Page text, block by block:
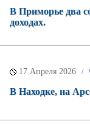
В Приморье два
доходах.
17 Апреля 2026 /
В Находке, на